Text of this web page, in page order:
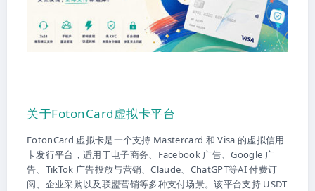
关于FotonCard虚拟卡平台
FotonCard 虚拟卡是一个支持 Mastercard 和 Visa 的虚拟信用
卡发行平台，适用于电子商务、Facebook 广告、Google 广
告、TikTok 广告投放与营销、Claude、ChatGPT等AI 付费订
阅、企业采购以及联盟营销等多种支付场景。该平台支持 USDT